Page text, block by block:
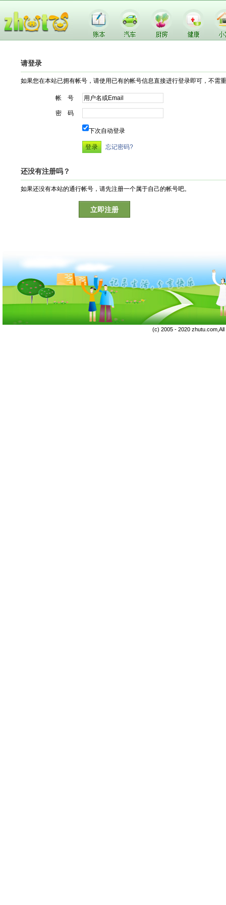
请登录
如果您在本站已拥有帐号，请使用已有的帐号信息直接进行登录即可，不需
帐 号
密 码
下次自动登录
忘记密码?
还没有注册吗？
如果还没有本站的通行帐号，请先注册一个属于自己的帐号吧。
立即注册
(c) 2005 - 2020